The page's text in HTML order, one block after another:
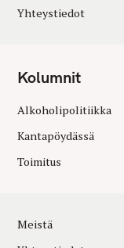
Yhteystiedot
Kolumnit
Alkoholipolitiikka
Kantapöydässä
Toimitus
Meistä